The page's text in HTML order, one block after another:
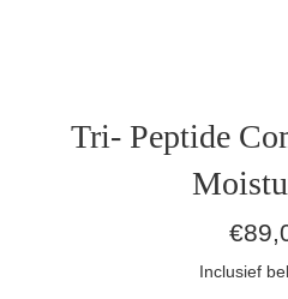
Tri- Peptide
Inclusief